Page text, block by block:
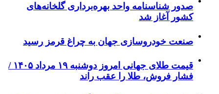
صدور شناسنامه واحد بهره‌برداری گلخانه‌های
کشور آغاز شد
صنعت خودروسازی جهان به چراغ قرمز رسید
قیمت طلای جهانی امروز دوشنبه ۱۹ مرداد ۱۴۰۵ /
فشار فروش، طلا را عقب راند